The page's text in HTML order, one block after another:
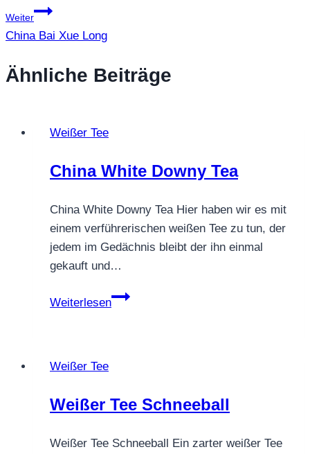
Weiter
China Bai Xue Long
Ähnliche Beiträge
Weißer Tee
China White Downy Tea
China White Downy Tea Hier haben wir es mit
einem verführerischen weißen Tee zu tun, der
jedem im Gedächnis bleibt der ihn einmal
gekauft und…
Weiterlesen
China
Weißer Tee
Weißer Tee Schneeball
Weißer Tee Schneeball Ein zarter weißer Tee